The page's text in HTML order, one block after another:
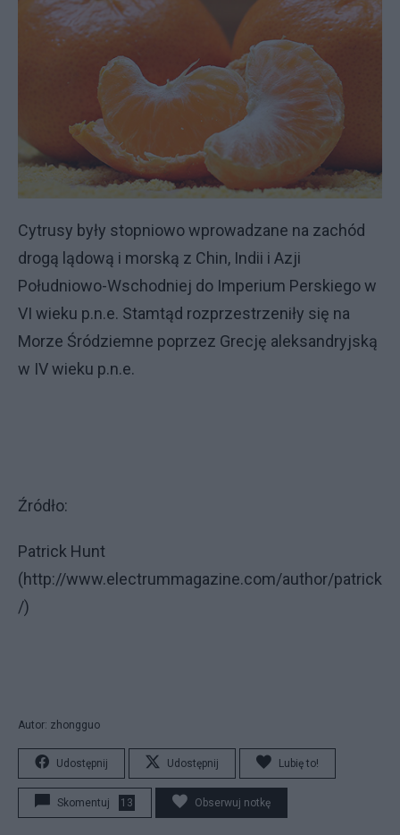
Cytrusy były stopniowo wprowadzane na zachód
drogą lądową i morską z Chin, Indii i Azji
Południowo-Wschodniej do Imperium Perskiego w
VI wieku p.n.e. Stamtąd rozprzestrzeniły się na
Morze Śródziemne poprzez Grecję aleksandryjską
w IV wieku p.n.e.
Źródło:
Patrick Hunt
(http://www.electrummagazine.com/author/patrick
/)
Autor: zhongguo
Udostępnij Udostępnij Lubię to!
Skomentuj 13 Obserwuj notkę